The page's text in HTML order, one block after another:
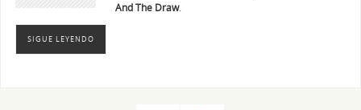
And The Draw.
SIGUE LEYENDO